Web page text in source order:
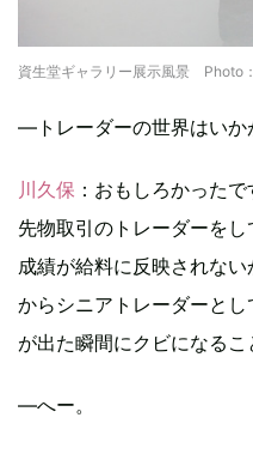
資生堂ギャラリー展示風景 Photo
―トレーダーの世界はいか
川久保 ：おもしろかった
先物取引のトレーダーを
成績が給料に反映されな
からシニアトレーダーと
が出た瞬間にクビになるこ
―へー。